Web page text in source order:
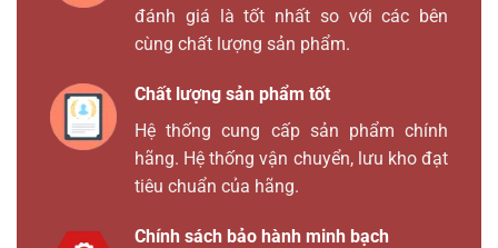
đánh giá là tốt nhất so với các bên
cùng chất lượng sản phẩm.
Chất lượng sản phẩm tốt
Hệ thống cung cấp sản phẩm chính
hãng. Hệ thống vận chuyển, lưu kho đạt
tiêu chuẩn của hãng.
Chính sách bảo hành minh bạch